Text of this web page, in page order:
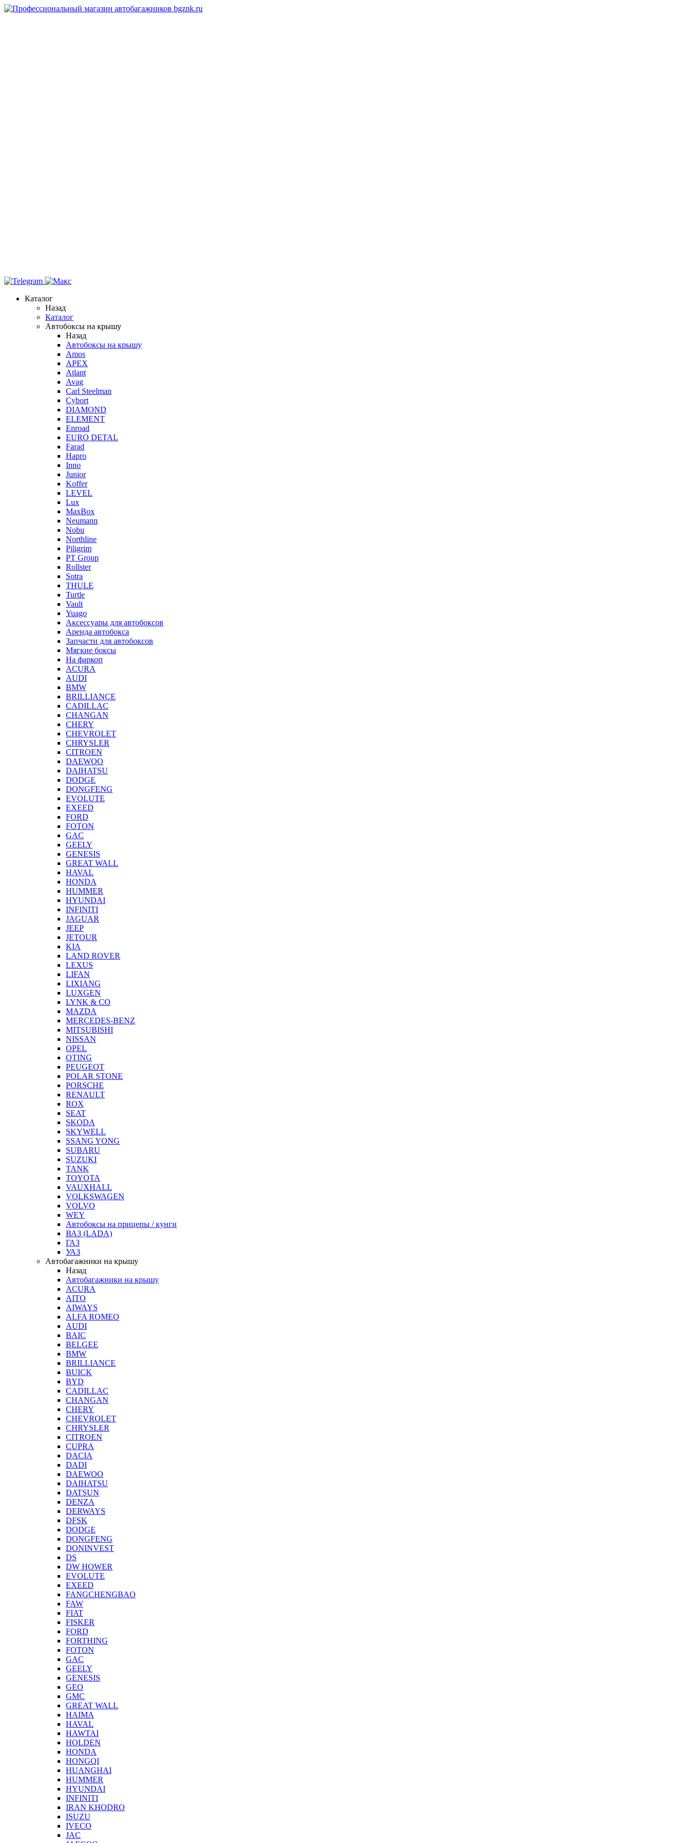
Каталог
Назад
Каталог
Автобоксы на крышу
Назад
Автобоксы на крышу
Amos
APEX
Atlant
Avag
Carl Steelman
Cybort
DIAMOND
ELEMENT
Enroad
EURO DETAL
Farad
Hapro
Inno
Junior
Koffer
LEVEL
Lux
MaxBox
Neumann
Nobu
Northline
Piligrim
PT Group
Rollster
Sotra
THULE
Turtle
Vault
Yuago
Аксессуары для автобоксов
Аренда автобокса
Запчасти для автобоксов
Мягкие боксы
На фаркоп
ACURA
AUDI
BMW
BRILLIANCE
CADILLAC
CHANGAN
CHERY
CHEVROLET
CHRYSLER
CITROEN
DAEWOO
DAIHATSU
DODGE
DONGFENG
EVOLUTE
EXEED
FORD
FOTON
GAC
GEELY
GENESIS
GREAT WALL
HAVAL
HONDA
HUMMER
HYUNDAI
INFINITI
JAGUAR
JEEP
JETOUR
KIA
LAND ROVER
LEXUS
LIFAN
LIXIANG
LUXGEN
LYNK & CO
MAZDA
MERCEDES-BENZ
MITSUBISHI
NISSAN
OPEL
OTING
PEUGEOT
POLAR STONE
PORSCHE
RENAULT
ROX
SEAT
SKODA
SKYWELL
SSANG YONG
SUBARU
SUZUKI
TANK
TOYOTA
VAUXHALL
VOLKSWAGEN
VOLVO
WEY
Автобоксы на прицепы / кунги
ВАЗ (LADA)
ГАЗ
УАЗ
Автобагажники на крышу
Назад
Автобагажники на крышу
ACURA
AITO
AIWAYS
ALFA ROMEO
AUDI
BAIC
BELGEE
BMW
BRILLIANCE
BUICK
BYD
CADILLAC
CHANGAN
CHERY
CHEVROLET
CHRYSLER
CITROEN
CUPRA
DACIA
DADI
DAEWOO
DAIHATSU
DATSUN
DENZA
DERWAYS
DFSK
DODGE
DONGFENG
DONINVEST
DS
DW HOWER
EVOLUTE
EXEED
FANGCHENGBAO
FAW
FIAT
FISKER
FORD
FORTHING
FOTON
GAC
GEELY
GENESIS
GEO
GMC
GREAT WALL
HAIMA
HAVAL
HAWTAI
HOLDEN
HONDA
HONGQI
HUANGHAI
HUMMER
HYUNDAI
INFINITI
IRAN KHODRO
ISUZU
IVECO
JAC